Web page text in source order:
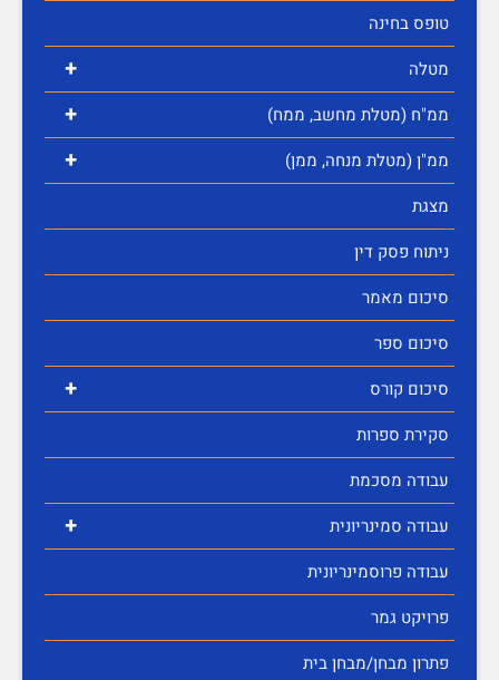
טופס בחינה
+ מטלה
+ ממ"ח (מטלת מחשב, ממח)
+
ממ"ן (מטלת מנחה, ממן)
מצגת
ניתוח פסק דין
סיכום מאמר
סיכום ספר
+
סיכום קורס
סקירת ספרות
עבודה מסכמת
+
עבודה סמינריונית
עבודה פרוסמינריונית
פרויקט גמר
פתרון מבחן/מבחן בית